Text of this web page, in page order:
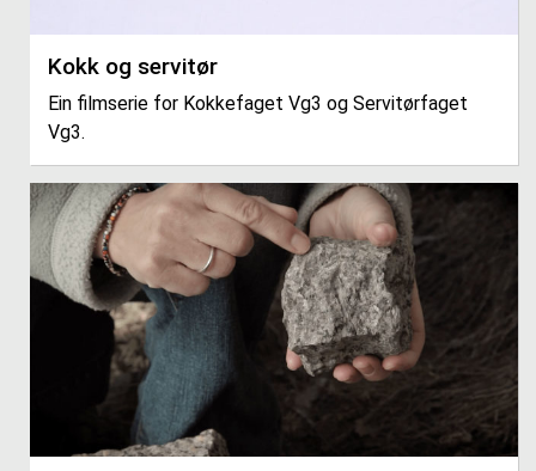
Kokk og servitør
Ein filmserie for Kokkefaget Vg3 og Servitørfaget
Vg3.